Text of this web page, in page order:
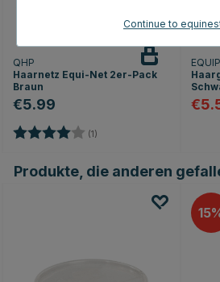
QHP
Haarnetz Equi-Net 2er-Pack
Braun
€5.99
Bewertung: (1)
Produkte, die anderen
15
Continue to